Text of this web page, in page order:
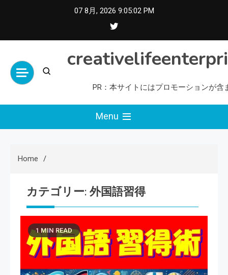
07 8月, 2026 9:05:03 PM
PR：本サイトにはプロモーションが含
Menu
Home
カテゴリー: 外国語習得
1 MIN READ